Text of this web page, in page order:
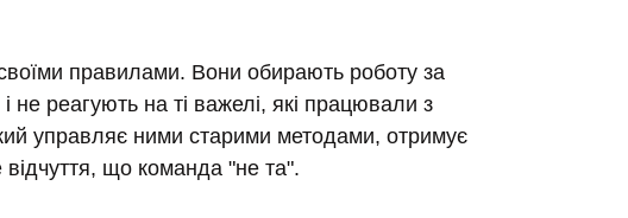
правилами. Вони обирають роботу за
не реагують на ті важелі, які працювали з
управляє ними старими методами, отримує
відчуття, що команда "не та".